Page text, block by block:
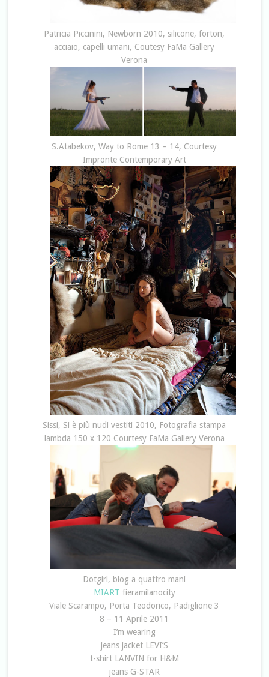
Patricia Piccinini, Newborn 2010, silicone, forton,
acciaio, capelli umani, Coutesy FaMa Gallery
Verona
S.Atabekov, Way to Rome 13 – 14, Courtesy
Impronte Contemporary Art
Sissi, Si è più nudi vestiti 2010, Fotografia stampa
lambda 150 x 120 Courtesy FaMa Gallery Verona
Dotgirl, blog a quattro mani
MIART fieramilanocity
Viale Scarampo, Porta Teodorico, Padiglione 3
8 – 11 Aprile 2011
I’m wearing
jeans jacket LEVI’S
t-shirt LANVIN for H&M
jeans G-STAR